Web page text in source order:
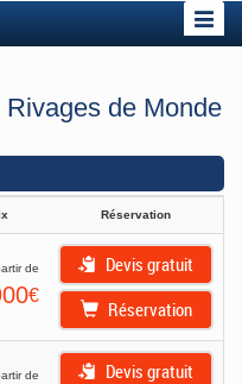
de Monde
Réservation
de
€
Devis gratuit
Réservation
de
Devis gratuit